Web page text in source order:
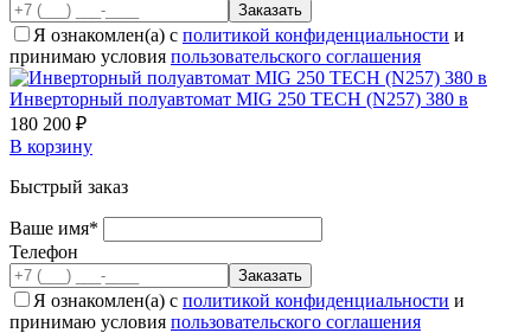
Я ознакомлен(а) с политикой конфиденциальности и
принимаю условия пользовательского соглашения
Инверторный полуавтомат MIG 250 ТECH (N257) 380 в
180 200 ₽
В корзину
Быстрый заказ
Ваше имя*
Телефон
Я ознакомлен(а) с политикой конфиденциальности и
принимаю условия пользовательского соглашения